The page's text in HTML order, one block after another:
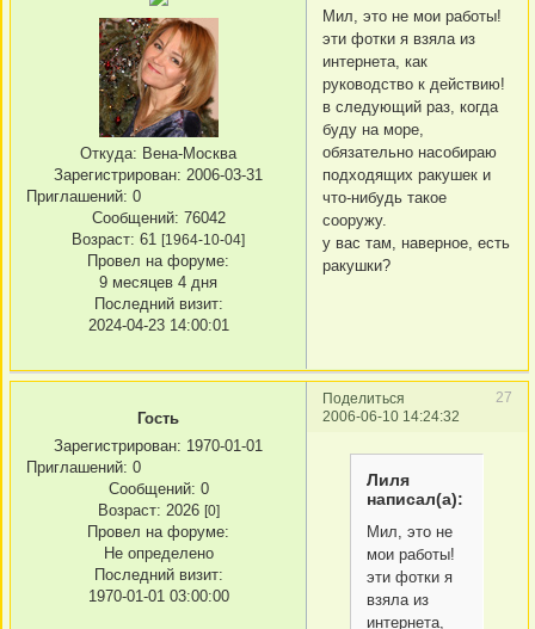
Откуда: Вена-Москва
Зарегистрирован: 2006-03-31
Приглашений: 0
Сообщений: 76042
Возраст: 61 [1964-10-04]
Провел на форуме:
9 месяцев 4 дня
Последний визит:
2024-04-23 14:00:01
Мил, это не мои работы!
эти фотки я взяла из
интернета, как
руководство к действию!
в следующий раз, когда
буду на море,
обязательно насобираю
подходящих ракушек и
что-нибудь такое
сооружу.
у вас там, наверное, есть
ракушки?
Поделиться
27
2006-06-10 14:24:32
Гость
Зарегистрирован: 1970-01-01
Приглашений: 0
Сообщений: 0
Возраст: 2026 [0]
Провел на форуме:
Не определено
Последний визит:
1970-01-01 03:00:00
Лиля
написал(а):
Мил, это не
мои работы!
эти фотки я
взяла из
интернета,